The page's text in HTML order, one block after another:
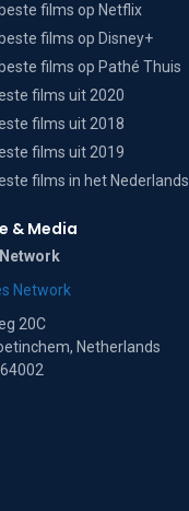
films op Netflix
films op Disney+
films op Pathé Thuis
films uit 2020
films uit 2018
films uit 2019
films in het Nederlands
& Media
20C
Netherlands